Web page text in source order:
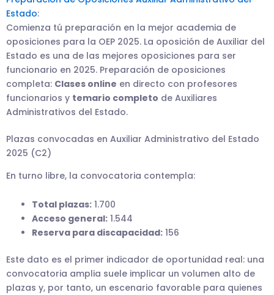
Estado:
Comienza tú preparación en la mejor academia de
oposiciones para la OEP 2025. La oposición de Auxiliar del
Estado es una de las mejores oposiciones para ser
funcionario en 2025. Preparación de oposiciones
completa: Clases online en directo con profesores
funcionarios y temario completo de Auxiliares
Administrativos del Estado.
Plazas convocadas en Auxiliar Administrativo del Estado
2025 (C2)
En turno libre, la convocatoria contempla:
Total plazas: 1.700
Acceso general: 1.544
Reserva para discapacidad: 156
Este dato es el primer indicador de oportunidad real: una
convocatoria amplia suele implicar un volumen alto de
plazas y, por tanto, un escenario favorable para quienes